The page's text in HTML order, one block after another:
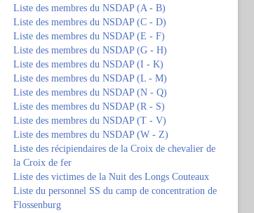
Liste des membres du NSDAP (A - B)
Liste des membres du NSDAP (C - D)
Liste des membres du NSDAP (E - F)
Liste des membres du NSDAP (G - H)
Liste des membres du NSDAP (I - K)
Liste des membres du NSDAP (L - M)
Liste des membres du NSDAP (N - Q)
Liste des membres du NSDAP (R - S)
Liste des membres du NSDAP (T - V)
Liste des membres du NSDAP (W - Z)
Liste des récipiendaires de la Croix de chevalier de
la Croix de fer
Liste des victimes de la Nuit des Longs Couteaux
Liste du personnel SS du camp de concentration de
Flossenburg